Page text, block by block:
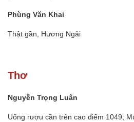
Phùng Văn Khai
Thật gần, Hương Ngải
Thơ
Nguyễn Trọng Luân
Uống rượu cần trên cao điểm 1049;